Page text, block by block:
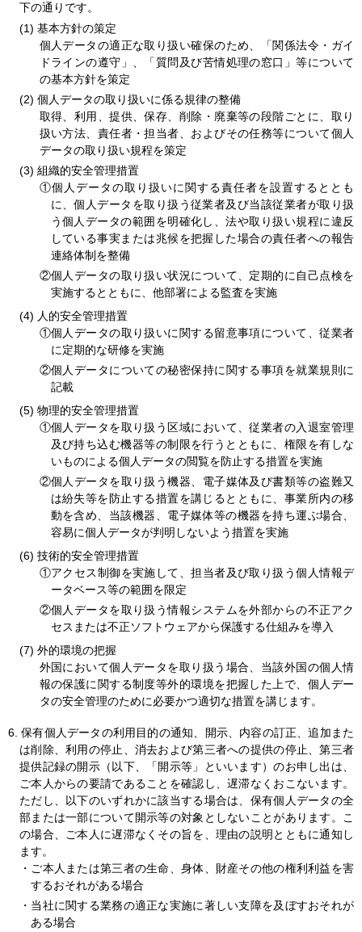
下の通りです。
基本方針の策定
個人データの適正な取り扱い確保のため、「関係法令・ガイ
ドラインの遵守」、「質問及び苦情処理の窓口」等について
の基本方針を策定
個人データの取り扱いに係る規律の整備
取得、利用、提供、保存、削除・廃棄等の段階ごとに、取り
扱い方法、責任者・担当者、およびその任務等について個人
データの取り扱い規程を策定
組織的安全管理措置
①個人データの取り扱いに関する責任者を設置するととも
に、個人データを取り扱う従業者及び当該従業者が取り扱
う個人データの範囲を明確化し、法や取り扱い規程に違反
している事実または兆候を把握した場合の責任者への報告
連絡体制を整備
②個人データの取り扱い状況について、定期的に自己点検を
実施するとともに、他部署による監査を実施
人的安全管理措置
①個人データの取り扱いに関する留意事項について、従業者
に定期的な研修を実施
②個人データについての秘密保持に関する事項を就業規則に
記載
物理的安全管理措置
①個人データを取り扱う区域において、従業者の入退室管理
及び持ち込む機器等の制限を行うとともに、権限を有しな
いものによる個人データの閲覧を防止する措置を実施
②個人データを取り扱う機器、電子媒体及び書類等の盗難又
は紛失等を防止する措置を講じるとともに、事業所内の移
動を含め、当該機器、電子媒体等の機器を持ち運ぶ場合、
容易に個人データが判明しないよう措置を実施
技術的安全管理措置
①アクセス制御を実施して、担当者及び取り扱う個人情報デ
ータベース等の範囲を限定
②個人データを取り扱う情報システムを外部からの不正アク
セスまたは不正ソフトウェアから保護する仕組みを導入
外的環境の把握
外国において個人データを取り扱う場合、当該外国の個人情
報の保護に関する制度等外的環境を把握した上で、個人デー
タの安全管理のために必要かつ適切な措置を講じます。
6. 保有個人データの利用目的の通知、開示、内容の訂正、追加また
は削除、利用の停止、消去および第三者への提供の停止、第三者
提供記録の開示（以下、「開示等」といいます）のお申し出は、
ご本人からの要請であることを確認し、遅滞なくおこないます。
ただし、以下のいずれかに該当する場合は、保有個人データの全
部または一部について開示等の対象としないことがあります。こ
の場合、ご本人に遅滞なくその旨を、理由の説明とともに通知し
ます。
・ご本人または第三者の生命、身体、財産その他の権利利益を害
するおそれがある場合
・当社に関する業務の適正な実施に著しい支障を及ぼすおそれが
ある場合